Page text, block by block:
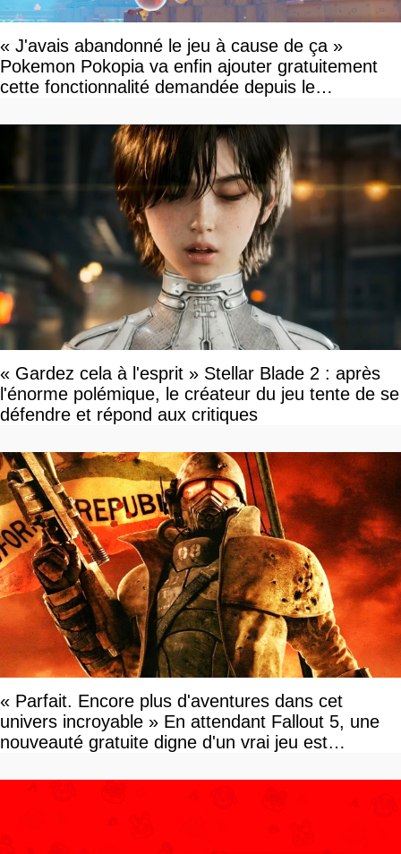
« J'avais abandonné le jeu à cause de ça »
Pokemon Pokopia va enfin ajouter gratuitement
cette fonctionnalité demandée depuis le
« Gardez cela à l'esprit » Stellar Blade 2 : après
l'énorme polémique, le créateur du jeu tente de se
défendre et répond aux critiques
« Parfait. Encore plus d'aventures dans cet
univers incroyable » En attendant Fallout 5, une
nouveauté gratuite digne d'un vrai jeu est